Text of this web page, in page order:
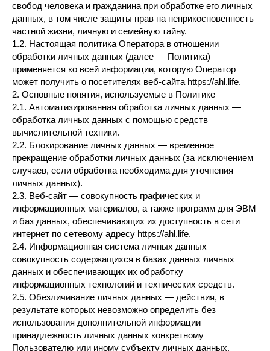
свобод человека и гражданина при обработке его личных
данных, в том числе защиты прав на неприкосновенность
частной жизни, личную и семейную тайну.
1.2. Настоящая политика Оператора в отношении
обработки личных данных (далее — Политика)
применяется ко всей информации, которую Оператор
может получить о посетителях веб-сайта https://ahl.life.
2. Основные понятия, используемые в Политике
2.1. Автоматизированная обработка личных данных —
обработка личных данных с помощью средств
вычислительной техники.
2.2. Блокирование личных данных — временное
прекращение обработки личных данных (за исключением
случаев, если обработка необходима для уточнения
личных данных).
2.3. Веб-сайт — совокупность графических и
информационных материалов, а также программ для ЭВМ
и баз данных, обеспечивающих их доступность в сети
интернет по сетевому адресу https://ahl.life.
2.4. Информационная система личных данных —
совокупность содержащихся в базах данных личных
данных и обеспечивающих их обработку
информационных технологий и технических средств.
2.5. Обезличивание личных данных — действия, в
результате которых невозможно определить без
использования дополнительной информации
принадлежность личных данных конкретному
Пользователю или иному субъекту личных данных.